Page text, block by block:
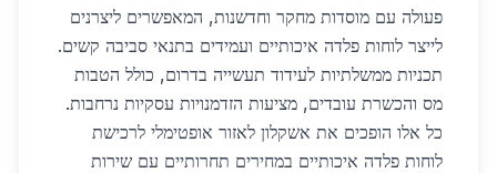
פעולה עם מוסדות מחקר וחדשנות, המאפשרים ליצרנים
לייצר לוחות פלדה איכותיים ועמידים בתנאי סביבה קשים.
תכניות ממשלתיות לעידוד תעשייה בדרום, כולל הטבות
מס והכשרת עובדים, מציעות הזדמנויות עסקיות נרחבות.
כל אלו הופכים את אשקלון לאזור אופטימלי לרכישת
לוחות פלדה איכותיים במחירים תחרותיים עם שירות